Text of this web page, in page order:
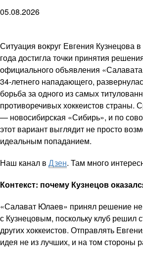
05.08.2026
Ситуация вокруг Евгения Кузнецова
года достигла точки принятия
официального объявления
34-летнего нападающего,
борьба за одного из самых
противоречивых хоккеистов страны.
— новосибирская «Сибирь», и по
этот вариант выглядит не просто
идеальным попаданием.
Наш канал в Дзен. Там много
Контекст: почему Кузнецов
«Салават Юлаев» принял решение не
с Кузнецовым, поскольку клуб решил
других хоккеистов. Отправлять
идея не из лучших, и на том стороны